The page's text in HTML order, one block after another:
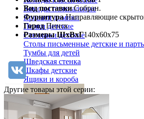
Комоды пеленальные
Кровати домики
Полки детские
Стеллажи детские
Столы письменные детские и
Тумбы для детей
Шведская стенка
Шкафы детские
Ящики и короба
Вид поставки Собран.
Фурнитура Направляющие
Город Пинск
Размеры ШхВхГ140х60х75
Другие товары этой серии: